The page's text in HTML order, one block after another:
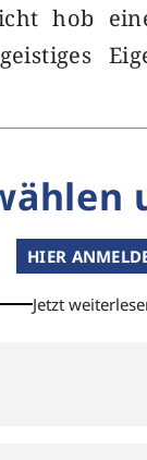
hob
HIER
Jetzt